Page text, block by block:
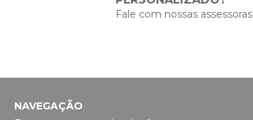
Fale com nossas assessoras
NAVEGAÇÃO